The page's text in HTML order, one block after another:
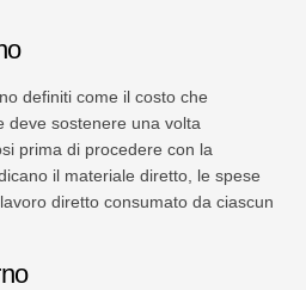
definiti come il costo che
deve sostenere una volta
prima di procedere con la
il materiale diretto, le spese
diretto consumato da ciascun